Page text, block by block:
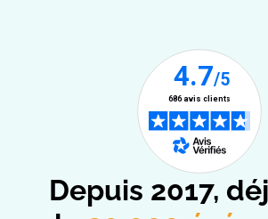
Depuis 2017,